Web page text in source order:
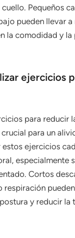
Pequeños
pueden llevar a
la comodidad y la
ejercicios
para reducir
para un
estos ejercicios
especialmente
Cortos
respiración
y reducir la